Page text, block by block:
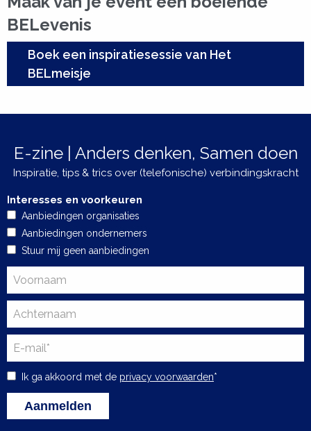
BELevenis
Boek een inspiratiesessie van Het
BELmeisje
E-zine | Anders denken, Samen doen
Inspiratie, tips & trics over (telefonische) verbindingskracht
Interesses en voorkeuren
Aanbiedingen organisaties
Aanbiedingen ondernemers
Stuur mij geen aanbiedingen
Ik ga akkoord met de privacy voorwaarden*